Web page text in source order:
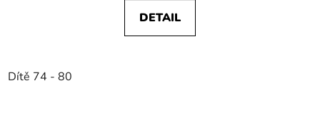
DETAIL
Dítě 74 - 80